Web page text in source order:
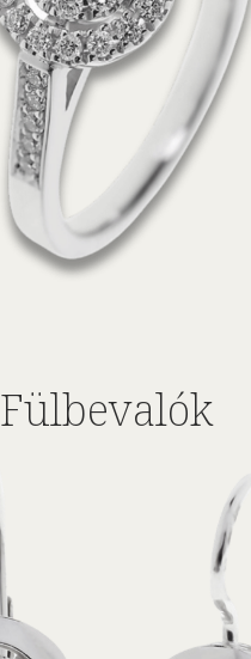
Fülbevalók